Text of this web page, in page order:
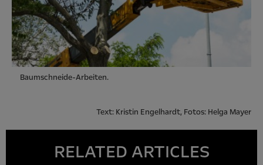
Baumschneide-Arbeiten.
Text: Kristin Engelhardt, Fotos: Helga Mayer
RELATED ARTICLES